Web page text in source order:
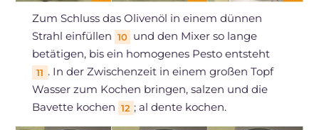
Zum Schluss das Olivenöl in einem dünnen
Strahl einfüllen 10 und den Mixer so lange
betätigen, bis ein homogenes Pesto entsteht
11 . In der Zwischenzeit in einem großen Topf
Wasser zum Kochen bringen, salzen und die
Bavette kochen 12 ; al dente kochen.